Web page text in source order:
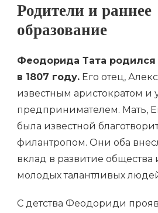
Родители и раннее
образование
Феодорида Тата родился
в 1807 году. Его отец,
известным аристократом
предпринимателем. Мать,
была известной
филантропом. Они оба
вклад в развитие
молодых талантливых
С детства Феодориди